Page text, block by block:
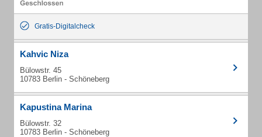
Gratis-Digitalcheck
Kahvic Niza
Bülowstr. 45
10783 Berlin - Schöneberg
Kapustina Marina
Bülowstr. 32
10783 Berlin - Schöneberg